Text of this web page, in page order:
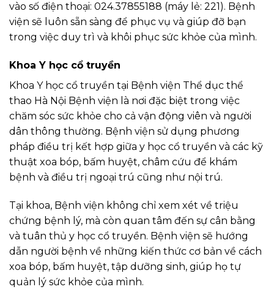
vào số điện thoại: 024.37855188 (máy lẻ: 221). Bệnh
viện sẽ luôn sẵn sàng để phục vụ và giúp đỡ bạn
trong việc duy trì và khôi phục sức khỏe của mình.
Khoa Y học cổ truyền
Khoa Y học cổ truyền tại Bệnh viện Thể dục thể
thao Hà Nội Bệnh viện là nơi đặc biệt trong việc
chăm sóc sức khỏe cho cả vận động viên và người
dân thông thường. Bệnh viện sử dụng phương
pháp điều trị kết hợp giữa y học cổ truyền và các kỹ
thuật xoa bóp, bấm huyệt, châm cứu để khám
bệnh và điều trị ngoại trú cũng như nội trú.
Tại khoa, Bệnh viện không chỉ xem xét về triệu
chứng bệnh lý, mà còn quan tâm đến sự cân bằng
và tuân thủ y học cổ truyền. Bệnh viện sẽ hướng
dẫn người bệnh về những kiến thức cơ bản về cách
xoa bóp, bấm huyệt, tập dưỡng sinh, giúp họ tự
quản lý sức khỏe của mình.